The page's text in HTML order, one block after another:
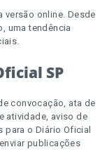
versão online. Desde
uma tendência
SP
convocação, ata de
atividade, aviso de
para o Diário Oficial
publicações